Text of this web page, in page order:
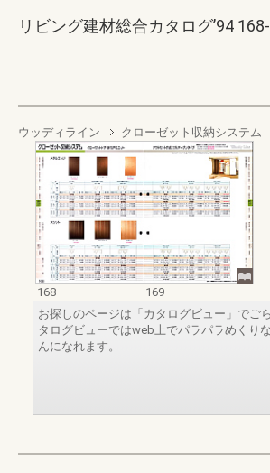
リビング建材総合カタログ’94
ウッディライン クローゼット収納システム
168
169
お探しのページは「カタログビュー」でご
タログビューではweb上でパラパラめくり
んになれます。